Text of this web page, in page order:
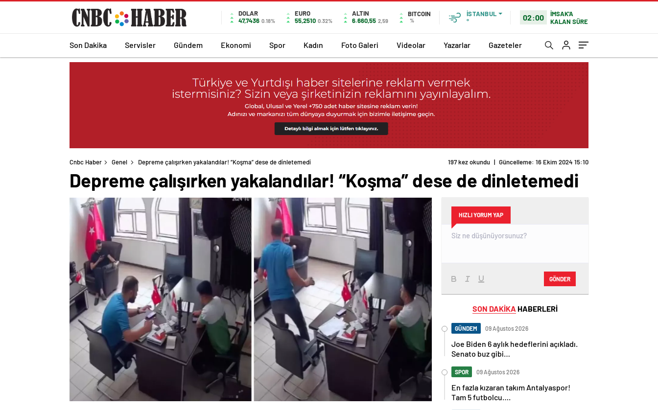
DOLAR
47,7436 0.18%
EURO
55,2510 0.32%
ALTIN
6.660,55 2,59
BITCOIN
%
İSTANBUL
°
02:00
İMSAK'A
KALAN SÜRE
Son Dakika Servisler Gündem Ekonomi Spor Kadın Foto Galeri Videolar Yazarlar Gazeteler
Cnbc Haber Genel Depreme çalışırken yakalandılar! “Koşma” dese de dinletemedi 197 kez okundu | Güncelleme: 16 Ekim 2024 15:10
Depreme çalışırken yakalandılar! “Koşma” dese de dinletemedi
HIZLI YORUM YAP
GÖNDER
SON DAKİKA HABERLERİ
GÜNDEM 09 Ağustos 2026
Joe Biden 6 aylık hedeflerini açıkladı.
Senato buz gibi…
SPOR 09 Ağustos 2026
En fazla kızaran takım Antalyaspor!
Tam 5 futbolcu….